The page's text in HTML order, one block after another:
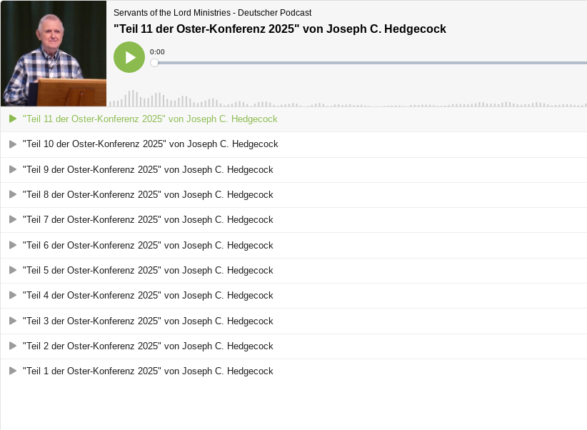
Servants of the Lord Ministries - Deutscher Podcast
"Teil 11 der Oster-Konferenz 2025" von Joseph C. Hedgecock
Play
Current
Time
0:00
Loaded:
"Teil 11 der Oster-Konferenz 2025" von Joseph C. Hedgecock
"Teil 10 der Oster-Konferenz 2025" von Joseph C. Hedgecock
"Teil 9 der Oster-Konferenz 2025" von Joseph C. Hedgecock
"Teil 8 der Oster-Konferenz 2025" von Joseph C. Hedgecock
"Teil 7 der Oster-Konferenz 2025" von Joseph C. Hedgecock
"Teil 6 der Oster-Konferenz 2025" von Joseph C. Hedgecock
"Teil 5 der Oster-Konferenz 2025" von Joseph C. Hedgecock
"Teil 4 der Oster-Konferenz 2025" von Joseph C. Hedgecock
"Teil 3 der Oster-Konferenz 2025" von Joseph C. Hedgecock
"Teil 2 der Oster-Konferenz 2025" von Joseph C. Hedgecock
"Teil 1 der Oster-Konferenz 2025" von Joseph C. Hedgecock